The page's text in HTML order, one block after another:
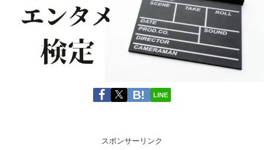
LINE
スポンサーリンク